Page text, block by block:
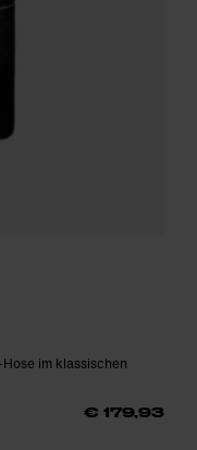
im klassischen
€ 179,93